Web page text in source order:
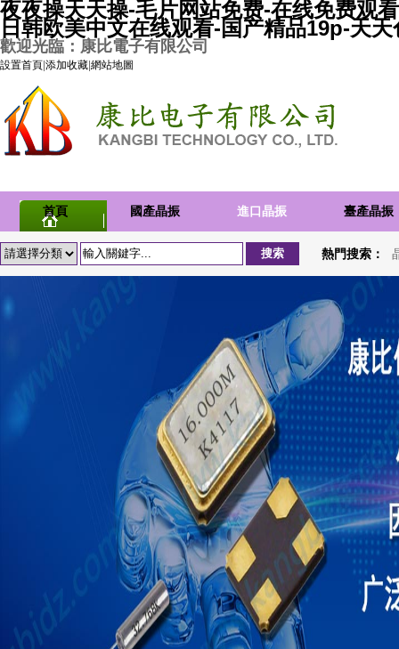
夜夜操天天操-毛片网站免费-在线免费观
日韩欧美中文在线观看-国产精品19p-天
歡迎光臨：康比電子有限公司
設置首頁 添加收藏 網站地圖
首頁 國產晶振 進口晶振 臺產晶振
熱門搜索：